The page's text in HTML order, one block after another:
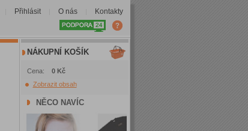
Přihlásit O nás Kontakty
NÁKUPNÍ KOŠÍK
Cena: 0 Kč
Zobrazit obsah
NĚCO NAVÍC